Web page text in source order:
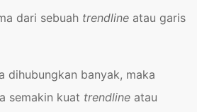
dari sebuah trendline atau garis
dihubungkan banyak, maka
semakin kuat trendline atau